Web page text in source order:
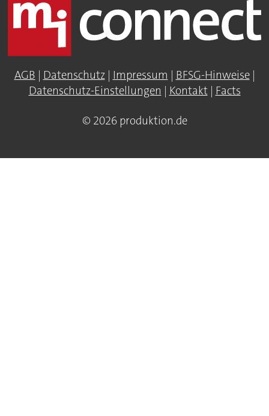
AGB | Datenschutz| Impressum | BFSG-Hinweise|
Datenschutz-Einstellungen | Kontakt| Facts
© 2026 produktion.de